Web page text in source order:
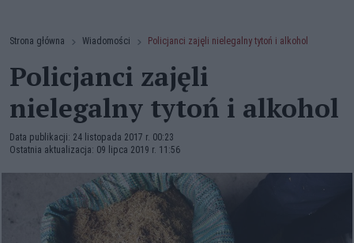
Strona główna Wiadomości Policjanci zajęli nielegalny tytoń i alkohol
Policjanci zajęli
nielegalny tytoń i alkohol
Data publikacji: 24 listopada 2017 r. 00:23
Ostatnia aktualizacja: 09 lipca 2019 r. 11:56